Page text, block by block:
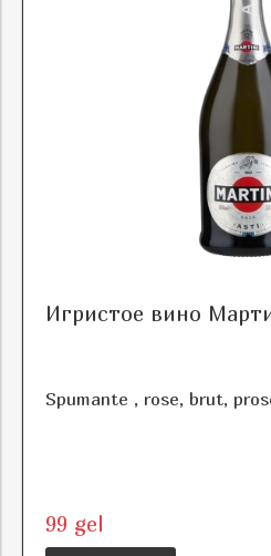
Игристое вино
Spumante , rose, brut,
99 gel